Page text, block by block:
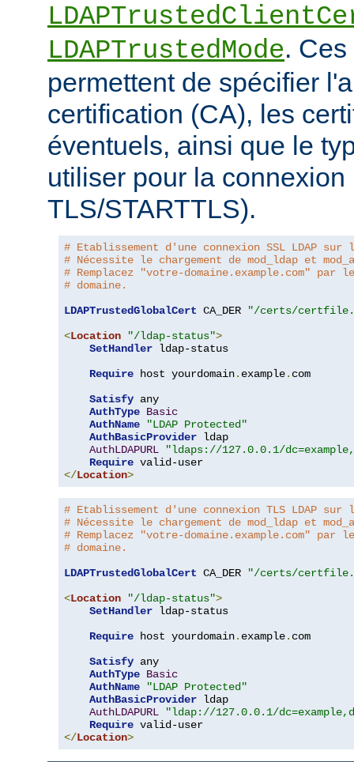
LDAPTrustedMode.
permettent de spécifier
certification (CA), les
éventuels, ainsi que le
utiliser pour la
TLS/STARTTLS).
# Etablissement d'une connexion SSL LDAP
# Nécessite le chargement de mod_ldap et
# Remplacez "votre-domaine.example.com" par
# domaine.
LDAPTrustedGlobalCert CA_DER
"/certs/
<Location "/ldap-status">
SetHandler ldap-status
Require host yourdomain. example. com
Satisfy any
AuthType Basic
AuthName
"LDAP Protected"
AuthBasicProvider ldap
AuthLDAPURL
"ldaps://127.0.0.1/
Require
</Location>
# Etablissement d'une connexion TLS LDAP
# Nécessite le chargement de mod_ldap et
# Remplacez "votre-domaine.example.com" par
# domaine.
LDAPTrustedGlobalCert CA_DER
"/certs/
<Location "/ldap-status">
SetHandler ldap-status
Require host yourdomain. example. com
Satisfy any
AuthType Basic
AuthName
"LDAP Protected"
AuthBasicProvider ldap
AuthLDAPURL
"ldap://127.0.0.1/
Require
</Location>